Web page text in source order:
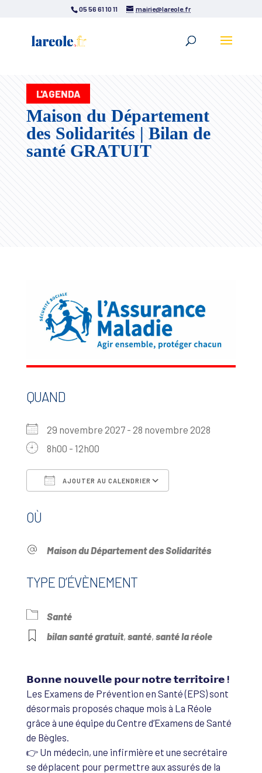
05 56 61 10 11 mairie@lareole.fr
L'AGENDA
Maison du Département
des Solidarités | Bilan de
santé GRATUIT
QUAND
29 novembre 2027 - 28 novembre 2028
8h00 - 12h00
AJOUTER AU CALENDRIER
OÙ
Maison du Département des Solidarités
TYPE D’ÉVÈNEMENT
Santé
bilan santé gratuit, santé, santé la réole
𝗕𝗼𝗻𝗻𝗲 𝗻𝗼𝘂𝘃𝗲𝗹𝗹𝗲 𝗽𝗼𝘂𝗿 𝗻𝗼𝘁𝗿𝗲 𝘁𝗲𝗿𝗿𝗶𝘁𝗼𝗶𝗿𝗲 !
Les Examens de Prévention en Santé (EPS) sont
désormais proposés chaque mois à La Réole
grâce à une équipe du Centre d’Examens de Santé
de Bègles.
👉 Un médecin, une infirmière et une secrétaire
se déplacent pour permettre aux assurés de la